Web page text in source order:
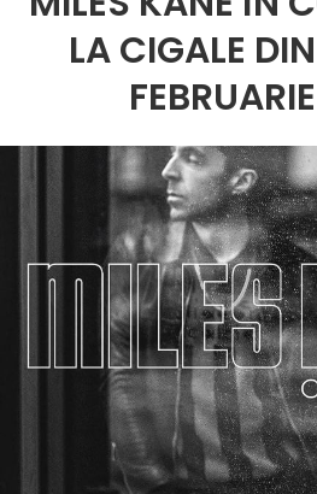
LA CIGALE